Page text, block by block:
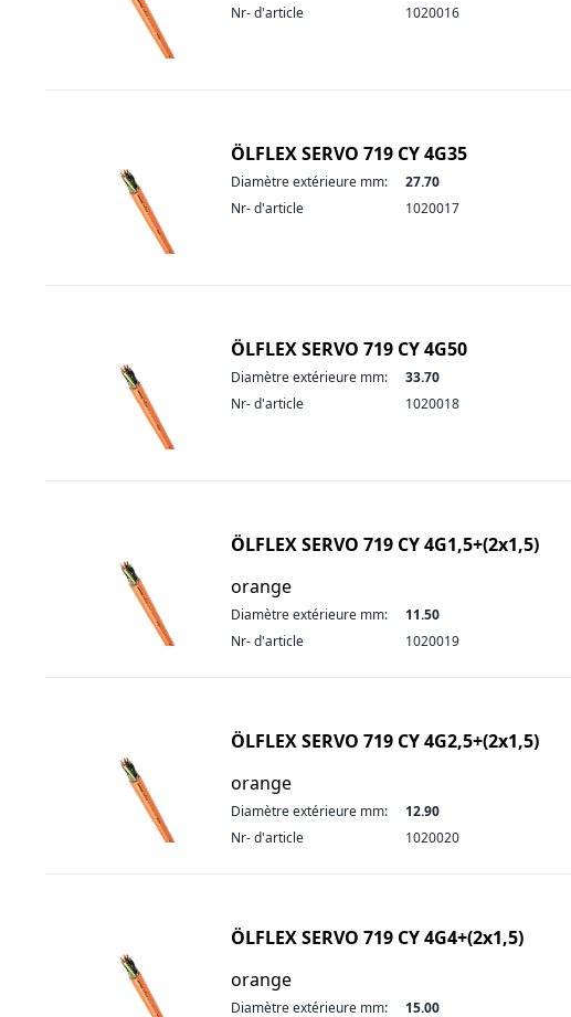
Nr- d'article
1020016
ÖLFLEX SERVO 719 CY 4G35
Diamètre extérieure mm:
27.70
Nr- d'article
1020017
ÖLFLEX SERVO 719 CY 4G50
Diamètre extérieure mm:
33.70
Nr- d'article
1020018
ÖLFLEX SERVO 719 CY 4G1,5+(2x1,5)
orange
Diamètre extérieure mm:
11.50
Nr- d'article
1020019
ÖLFLEX SERVO 719 CY 4G2,5+(2x1,5)
orange
Diamètre extérieure mm:
12.90
Nr- d'article
1020020
ÖLFLEX SERVO 719 CY 4G4+(2x1,5)
orange
Diamètre extérieure mm: 15.00